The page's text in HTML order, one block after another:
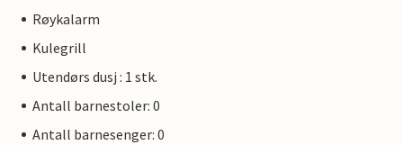
Røykalarm
Kulegrill
Utendørs dusj : 1 stk.
Antall barnestoler: 0
Antall barnesenger: 0